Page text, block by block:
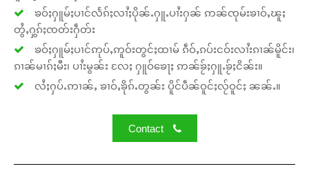
create a future where every story is
heard, every voice counts, and
justice can thrive.
Donate Now
ၶဝ်ႈႁူမ်ႈပၢင်လႅၵ်ႈလၢႆႈပိုၼ်ႉႁူႉပၢႆးႁၼ် ဢၼ်ၸုမ်းၶၢဝ်ႇၽူႈ
တွႆႇႁွၵ်ႈၸတ်းႁဵတ်း
ၶဝ်ႈႁူမ်ႈပၢင်ဢုပ်ႇဢူဝ်းတွင်ႈထၢမ် ၵဵဝ်ႇၵပ်းငဝ်းလၢႆးၵၢၼ်မိူင်း၊
ၵၢၼ်မၢၵ်ႈမီး၊ ပၢႆးမွၼ်း လႄႈ ႁူဝ်ၶေႃႈ ဢၼ်ၶႂ်ႈႁူႉၶႂ်ႈငိၼ်း။
လႆႈႁပ်ႉဢၢၼ်ႇ ၶၢဝ်ႇၶိုၵ်ႉတွၼ်း ပိူင်ပဵၼ်ဝူင်ႈလႂ်ဝူင်ႈ ၼၼ်ႉ။
Contact